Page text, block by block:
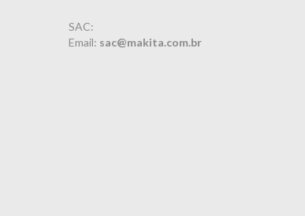
SAC:
Email: sac@makita.com.br